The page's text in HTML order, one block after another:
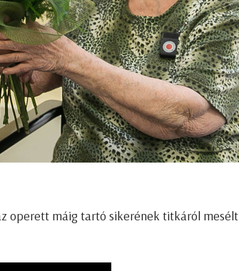
operett máig tartó sikerének titkáról mesélt